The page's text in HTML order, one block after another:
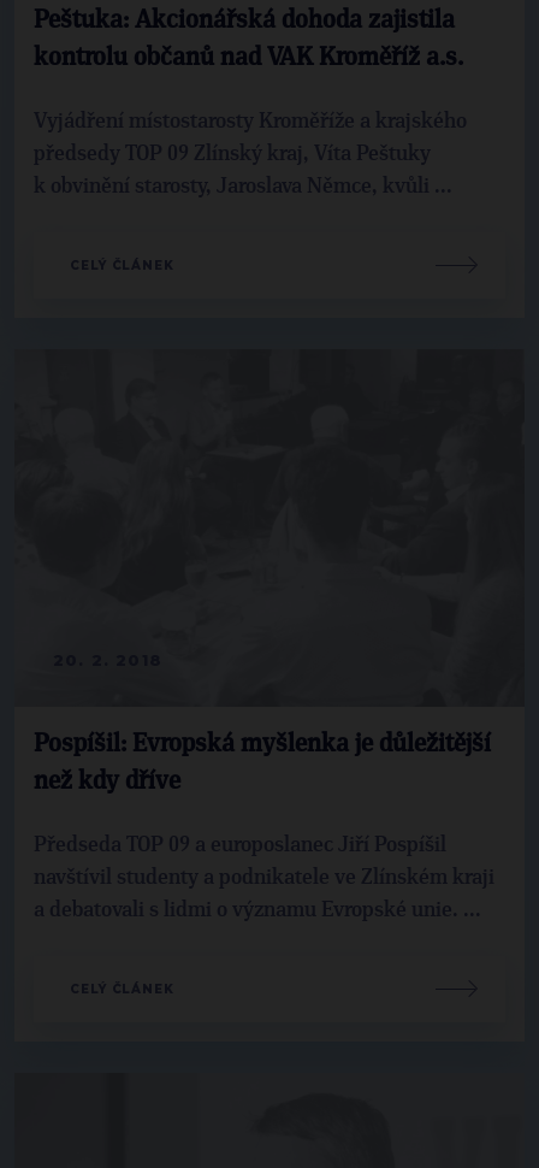
Peštuka: Akcionářská dohoda zajistila
kontrolu občanů nad VAK Kroměříž a.s.
Vyjádření místostarosty Kroměříže a krajského
předsedy TOP 09 Zlínský kraj, Víta Peštuky
k obvinění starosty, Jaroslava Němce, kvůli ...
CELÝ ČLÁNEK
Pospíšil: Evropská myšlenka je důležitější
než kdy dříve
Předseda TOP 09 a europoslanec Jiří Pospíšil
navštívil studenty a podnikatele ve Zlínském kraji
a debatovali s lidmi o významu Evropské unie. ...
CELÝ ČLÁNEK